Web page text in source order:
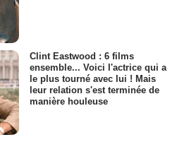
Clint Eastwood : 6 films
ensemble... Voici l'actrice qui a
le plus tourné avec lui ! Mais
leur relation s'est terminée de
manière houleuse